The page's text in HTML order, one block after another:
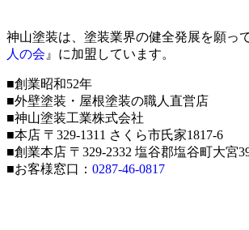
神山塗装は、塗装業界の健全発展を願っ
人の会 』に加盟しています。
■創業昭和52年
■外壁塗装・屋根塗装の職人直営店
■神山塗装工業株式会社
■本店 〒329-1311 さくら市氏家1817-6
■創業本店 〒329-2332 塩谷郡塩谷町大宮
■お客様窓口： 0287-46-0817